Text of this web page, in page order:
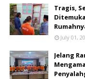
Tragis,
July 01,
Jelang